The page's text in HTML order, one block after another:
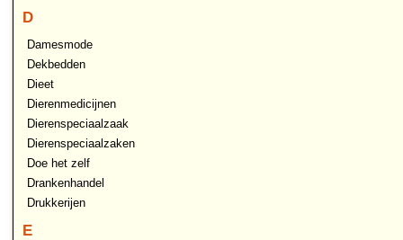
D
Damesmode
Dekbedden
Dieet
Dierenmedicijnen
Dierenspeciaalzaak
Dierenspeciaalzaken
Doe het zelf
Drankenhandel
Drukkerijen
E